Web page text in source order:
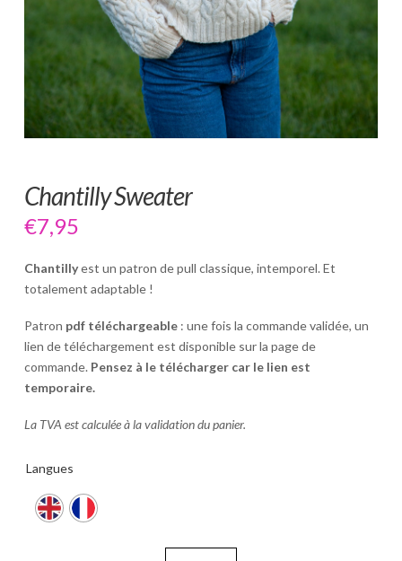
Chantilly Sweater
€7,95
Chantillyest un patron de pull classique, intemporel. Et
totalement adaptable !
Patron pdf téléchargeable: une fois la commande validée, un
lien de téléchargement est disponible sur la page de
commande. Pensez à le télécharger car le lien est
temporaire.
La TVA est calculée à la validation du panier.
Langues